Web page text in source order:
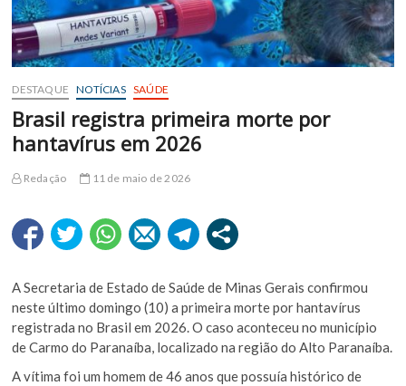
DESTAQUE NOTÍCIAS SAÚDE
Brasil registra primeira morte por
hantavírus em 2026
Redação 11 de maio de 2026
A Secretaria de Estado de Saúde de Minas Gerais confirmou
neste último domingo (10) a primeira morte por hantavírus
registrada no Brasil em 2026. O caso aconteceu no município
de Carmo do Paranaíba, localizado na região do Alto Paranaíba.
A vítima foi um homem de 46 anos que possuía histórico de